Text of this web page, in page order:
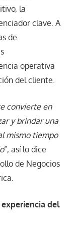
la
clave. A
de
operativa
del cliente.
convierte en
y brindar una
mismo tiempo
”, así lo dice
de Negocios
del